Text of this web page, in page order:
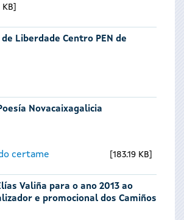
de Liberdade Centro PEN de
Novacaixagalicia
certame 183.19 KB
Valiña para o ano 2013 ao
e promocional dos Camiños